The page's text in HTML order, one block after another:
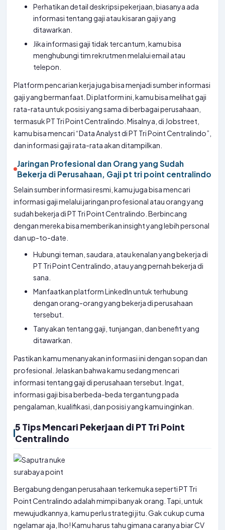
Perhatikan detail deskripsi pekerjaan, biasanya ada
informasi tentang gaji atau kisaran gaji yang
ditawarkan.
Jika informasi gaji tidak tercantum, kamu bisa
menghubungi tim rekrutmen melalui email atau
telepon.
Platform pencarian kerja juga bisa menjadi sumber informasi
gaji yang bermanfaat. Di platform ini, kamu bisa melihat gaji
rata-rata untuk posisi yang sama di berbagai perusahaan,
termasuk PT Tri Point Centralindo. Misalnya, di Jobstreet,
kamu bisa mencari “Data Analyst di PT Tri Point Centralindo”,
dan informasi gaji rata-rata akan ditampilkan.
Jaringan Profesional dan Orang yang Sudah
Bekerja di Perusahaan, Gaji pt tri point centralindo
Selain sumber informasi resmi, kamu juga bisa mencari
informasi gaji melalui jaringan profesional atau orang yang
sudah bekerja di PT Tri Point Centralindo. Berbincang
dengan mereka bisa memberikan insight yang lebih personal
dan up-to-date.
Hubungi teman, saudara, atau kenalan yang bekerja di
PT Tri Point Centralindo, atau yang pernah bekerja di
sana.
Manfaatkan platform LinkedIn untuk terhubung
dengan orang-orang yang bekerja di perusahaan
tersebut.
Tanyakan tentang gaji, tunjangan, dan benefit yang
ditawarkan.
Pastikan kamu menanyakan informasi ini dengan sopan dan
profesional. Jelaskan bahwa kamu sedang mencari
informasi tentang gaji di perusahaan tersebut. Ingat,
informasi gaji bisa berbeda-beda tergantung pada
pengalaman, kualifikasi, dan posisi yang kamu inginkan.
5 Tips Mencari Pekerjaan di PT Tri Point
Centralindo
Bergabung dengan perusahaan terkemuka seperti PT Tri
Point Centralindo adalah mimpi banyak orang. Tapi, untuk
mewujudkannya, kamu perlu strategi jitu. Gak cukup cuma
ngelamar aja, lho! Kamu harus tahu gimana caranya biar CV